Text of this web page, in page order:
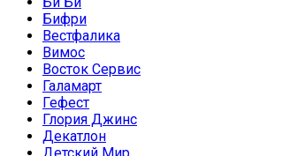
Бифри
Вестфалика
Вимос
Восток Сервис
Галамарт
Гефест
Глория Джинс
Декатлон